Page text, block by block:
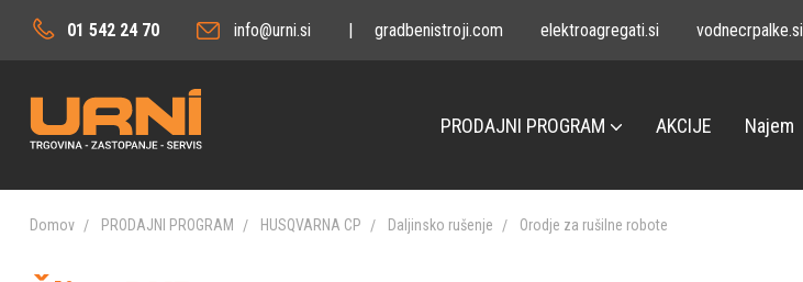
01 542 24 70 info@urni.si | gradbenistroji.com elektroagregati.si vodnecrpalke.si
PRODAJNI PROGRAM AKCIJE Najem
Domov PRODAJNI PROGRAM HUSQVARNA CP Daljinsko rušenje Orodje za rušilne robote